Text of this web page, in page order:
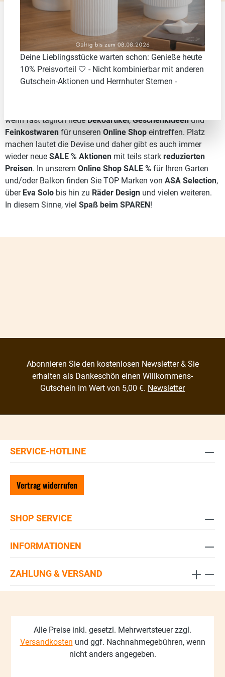
Lifestyle Accessoires, Dekoartikel uvm.
im SALE %
Dekotrends, Lifestyle Produkte uvm. von Eva Solo,
wenn fast täglich neueDekoartikel,Geschenkideenund
Feinkostwaren für unseren Online Shop eintreffen. Platz
machen lautet die Devise und daher gibt es auch immer
wieder neue SALE % Aktionen mit teils stark reduzierten
Preisen. In unserem Online Shop SALE % für Ihren Garten
und/oder Balkon finden Sie TOP Marken von ASA Selection,
über Eva Solo bis hin zu Räder Design und vielen weiteren.
In diesem Sinne, viel Spaß beim SPAREN!
Abonnieren Sie den kostenlosen Newsletter & Sie
erhalten als Dankeschön einen Willkommens-
Gutschein im Wert von 5,00 €. Newsletter
SERVICE-HOTLINE
Vertrag widerrufen
SHOP SERVICE
INFORMATIONEN
ZAHLUNG & VERSAND
Alle Preise inkl. gesetzl. Mehrwertsteuer zzgl.
Versandkosten und ggf. Nachnahmegebühren, wenn
nicht anders angegeben.
Deine Lieblingsstücke warten schon: Genieße heute
10% Preisvorteil 🤍 - Nicht kombinierbar mit anderen
Gutschein-Aktionen und Herrnhuter Sternen -